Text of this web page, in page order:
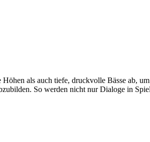
als auch tiefe, druckvolle Bässe ab, um
So werden nicht nur Dialoge in